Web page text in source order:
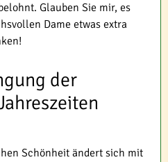
Glauben Sie mir, es
Dame etwas extra
der
Schönheit ändert sich mit